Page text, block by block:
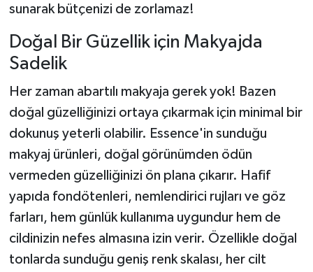
sunarak bütçenizi de zorlamaz!
Doğal Bir Güzellik için Makyajda
Sadelik
Her zaman abartılı makyaja gerek yok! Bazen
doğal güzelliğinizi ortaya çıkarmak için minimal bir
dokunuş yeterli olabilir. Essence'in sunduğu
makyaj ürünleri, doğal görünümden ödün
vermeden güzelliğinizi ön plana çıkarır. Hafif
yapıda fondötenleri, nemlendirici rujları ve göz
farları, hem günlük kullanıma uygundur hem de
cildinizin nefes almasına izin verir. Özellikle doğal
tonlarda sunduğu geniş renk skalası, her cilt